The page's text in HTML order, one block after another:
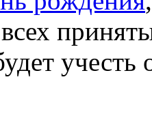
учесть